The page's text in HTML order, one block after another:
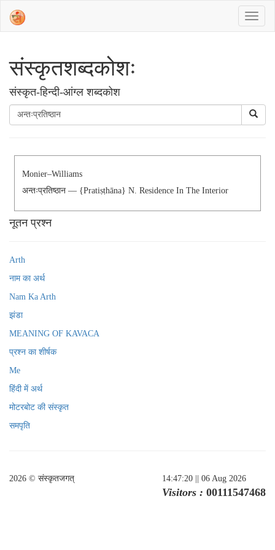
संस्‍कृतशब्‍दकोशः
संस्‍कृत-हिन्दी-आंग्ल शब्दकोश
Monier–Williams
अन्तःप्रतिष्ठान — {pratiṣṭhāna} N. Residence In The Interior
नूतन प्रश्न
Arth
नाम का अर्थ
Nam Ka Arth
झंडा
MEANING OF KAVACA
प्रश्न का शीर्षक
Me
हिंदी में अर्थ
मोटरबोट की संस्कृत
समपृति
2026 © संस्कृतजगत् 14:47:20 || 06 Aug 2026
Visitors : 00111547468